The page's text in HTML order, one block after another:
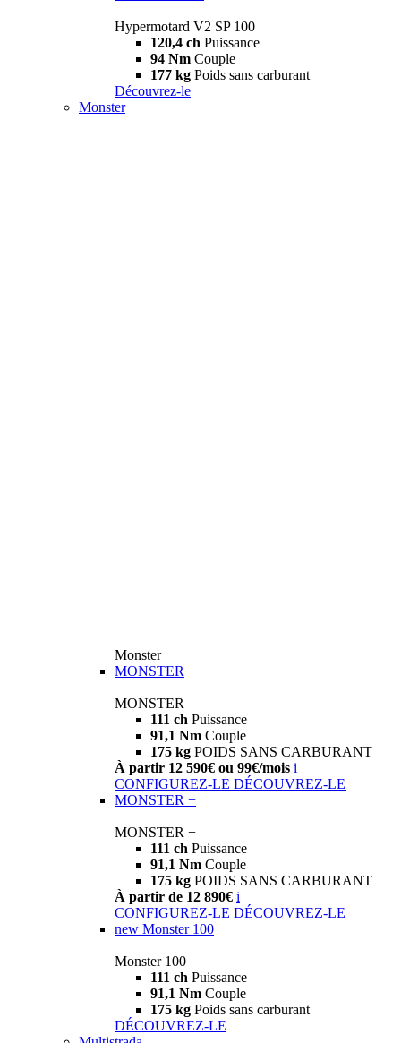
Hypermotard V2 SP 100
120,4 ch Puissance
94 Nm Couple
177 kg Poids sans carburant
Découvrez-le
Monster
Monster
MONSTER
MONSTER
111 ch Puissance
91,1 Nm Couple
175 kg POIDS SANS CARBURANT
À partir 12 590€ ou 99€/mois i
CONFIGUREZ-LE DÉCOUVREZ-LE
MONSTER +
MONSTER +
111 ch Puissance
91,1 Nm Couple
175 kg POIDS SANS CARBURANT
À partir de 12 890€ i
CONFIGUREZ-LE DÉCOUVREZ-LE
new Monster 100
Monster 100
111 ch Puissance
91,1 Nm Couple
175 kg Poids sans carburant
DÉCOUVREZ-LE